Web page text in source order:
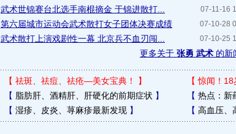
07-11-16
武术世锦赛台北选手南棍摘金 于锦进散打...
07-10-28
第六届城市运动会武术散打女子团体决赛成绩
07-10-25
武术散打上演戏剧性一幕 北京兵不血刃闯...
更多关于 张勇 武术 的新
【 祛斑、祛痘、祛疮—美女宝典！ 】 【惊闻！18
【 脂肪肝、酒精肝、肝硬化的前期症状 】 【 热点：新
【 湿疹、皮炎、荨麻疹最新发现】 【 高血压、